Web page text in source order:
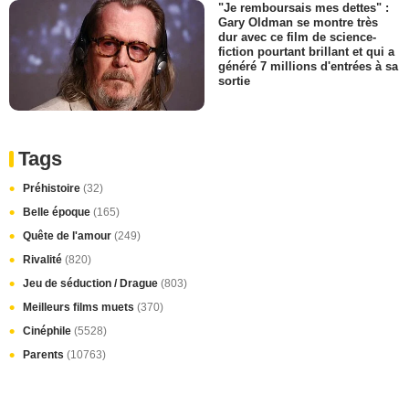
"Je remboursais mes dettes" :
Gary Oldman se montre très
dur avec ce film de science-
fiction pourtant brillant et qui a
généré 7 millions d'entrées à sa
sortie
Tags
Préhistoire (32)
Belle époque (165)
Quête de l'amour (249)
Rivalité (820)
Jeu de séduction / Drague (803)
Meilleurs films muets (370)
Cinéphile (5528)
Parents (10763)